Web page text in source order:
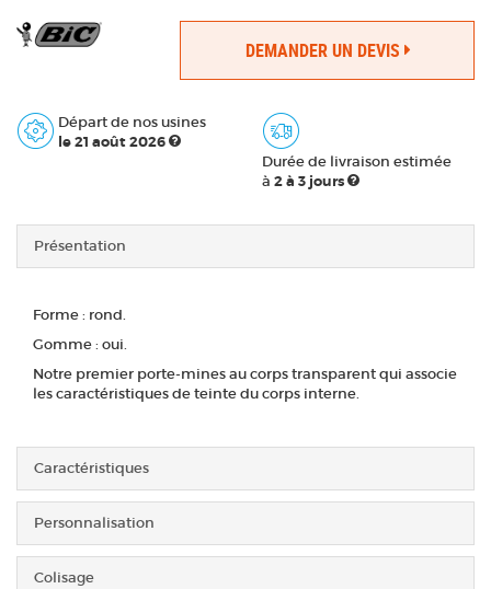
DEMANDER UN DEVIS
Départ de nos usines
le 21 août 2026
Durée de livraison estimée
à 2 à 3 jours
Présentation
Forme : rond.
Gomme : oui.
Notre premier porte-mines au corps transparent qui associe
les caractéristiques de teinte du corps interne.
Caractéristiques
Personnalisation
Colisage